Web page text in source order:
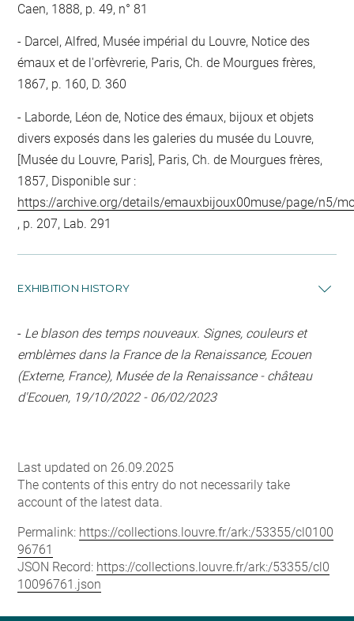
Caen, 1888, p. 49, n° 81
Darcel, Alfred, Musée impérial du Louvre, Notice des
émaux et de l'orfèvrerie, Paris, Ch. de Mourgues frères,
1867, p. 160, D. 360
Laborde, Léon de, Notice des émaux, bijoux et objets
divers exposés dans les galeries du musée du Louvre,
[Musée du Louvre, Paris], Paris, Ch. de Mourgues frères,
1857, Disponible sur :
https://archive.org/details/emauxbijoux00muse/page/n5/
, p. 207, Lab. 291
EXHIBITION HISTORY
- Le blason des temps nouveaux. Signes, couleurs et
emblèmes dans la France de la Renaissance, Ecouen
(Externe, France), Musée de la Renaissance - château
d'Ecouen, 19/10/2022 - 06/02/2023
Last updated on 26.09.2025
The contents of this entry do not necessarily take
account of the latest data.
Permalink: https://collections.louvre.fr/ark:/53355/cl0100
96761
JSON Record: https://collections.louvre.fr/ark:/53355/cl0
10096761.json